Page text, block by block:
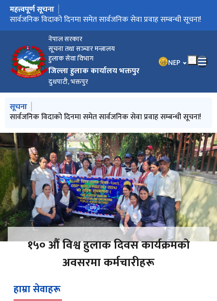
नेपाल सरकार
सूचना तथा सञ्‍चार मन्त्रालय
हुलाक सेवा विभाग
जिल्ला हुलाक कार्यालय भक्तपुर
दुधपाटी, भक्तपुर
भाषा चयन गर्नुहोस्
NEP
मुख्य नेभिगेसनमा जानुहोस्
महत्त्वपूर्ण सूचना
सूचनाको हकसम्बन्धी स्वत प्रकाशनः२०८२ माघ १ गतेदेखि चैत मसान्तसम्म
सार्वजनिक विदाको दिनमा समेत सार्वजनिक सेवा प्रवाह सम्बन्धी सूचना!
सार्वजनिक विदाको दिनमा समेत सार्वजनिक सेवा प्रवाह सम्बन्धी सूचना!
मुख्य नेभिगेसनमा जानुहोस्
सूचना
सूचनाको हकसम्बन्धी स्वत प्रकाशनः२०८२ माघ १ गतेदेखि चैत मसान्तसम्म
सार्वजनिक विदाको दिनमा समेत सार्वजनिक सेवा प्रवाह सम्बन्धी सूचना!
१५० औं विश्व हुलाक दिवस कार्यक्रमको
अवसरमा कर्मचारीहरू
हाम्रा सेवाहरू